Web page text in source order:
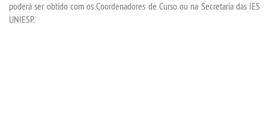
poderá ser obtido com os Coordenadores de Curso ou na Secretaria das IES
UNIESP.